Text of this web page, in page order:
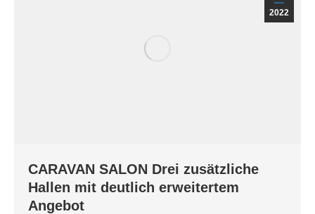
2022
CARAVAN SALON Drei zusätzliche
Hallen mit deutlich erweitertem
Angebot